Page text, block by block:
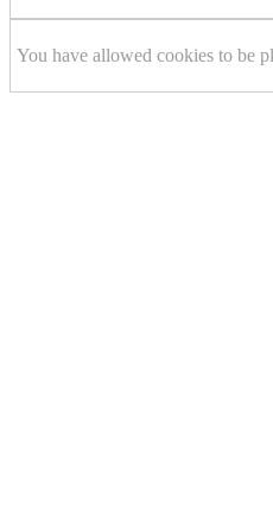
You have allowed cookies to be